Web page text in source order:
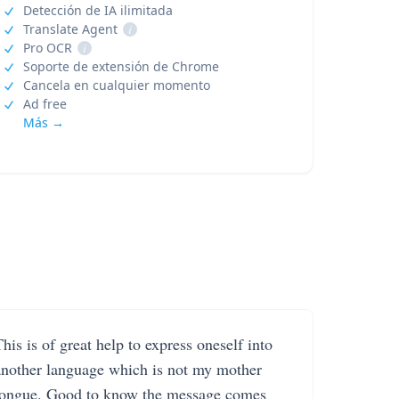
Detección de IA ilimitada
Translate Agent
i
Pro OCR
i
Soporte de extensión de Chrome
Cancela en cualquier momento
Ad free
Más →
is of great help to express oneself into
language which is not my mother
Good to know the message comes